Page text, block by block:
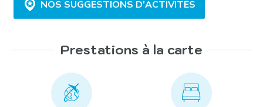
NOS SUGGESTIONS D'ACTIVITÉS
Prestations à la carte